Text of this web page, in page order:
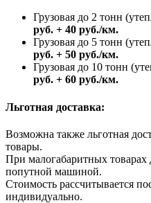
Грузовая до 2 тонн
руб. + 40 руб./км.
Грузовая до 5 тонн
руб. + 50 руб./км.
Грузовая до 10 тонн
руб. + 60 руб./км.
Льготная доставка:
Возможна также льготная
товары.
При малогабаритных товарах
попутной машиной.
Стоимость рассчитывается
индивидуально.